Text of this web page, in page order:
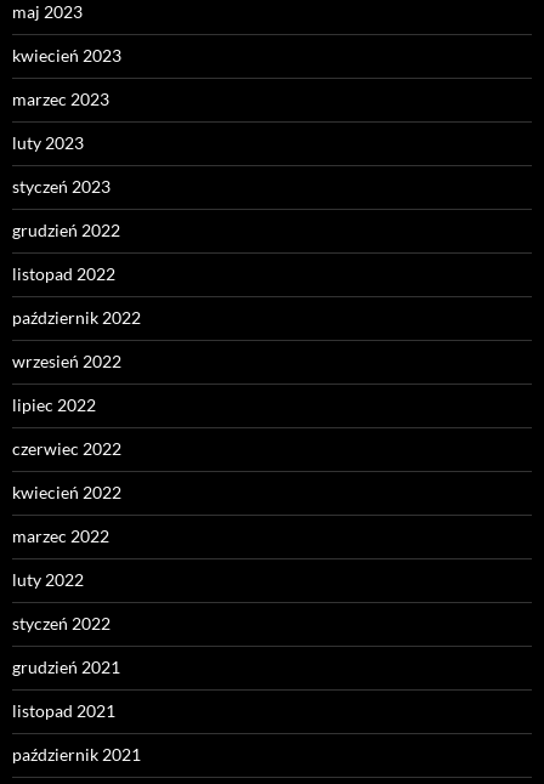
maj 2023
kwiecień 2023
marzec 2023
luty 2023
styczeń 2023
grudzień 2022
listopad 2022
październik 2022
wrzesień 2022
lipiec 2022
czerwiec 2022
kwiecień 2022
marzec 2022
luty 2022
styczeń 2022
grudzień 2021
listopad 2021
październik 2021